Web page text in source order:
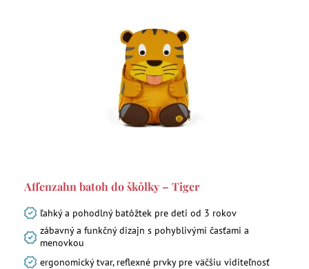
Affenzahn batoh do škôlky – Tiger
ľahký a pohodlný batôžtek pre deti od 3 rokov
zábavný a funkčný dizajn s pohyblivými časťami a
menovkou
ergonomický tvar, reflexné prvky pre väčšiu viditeľnosť